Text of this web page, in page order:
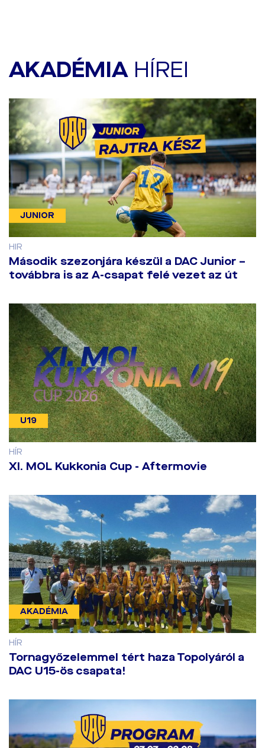
AKADÉMIAHÍREI
JUNIOR
HIR
Második szezonjára készül a DAC Junior –
továbbra is az A-csapat felé vezet az út
U19
HÍR
​XI. MOL Kukkonia Cup - Aftermovie
AKADÉMIA
HÍR
​Tornagyőzelemmel tért haza Topolyáról a
DAC U15-ös csapata!